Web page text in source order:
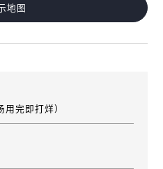
地图
完即打烊）